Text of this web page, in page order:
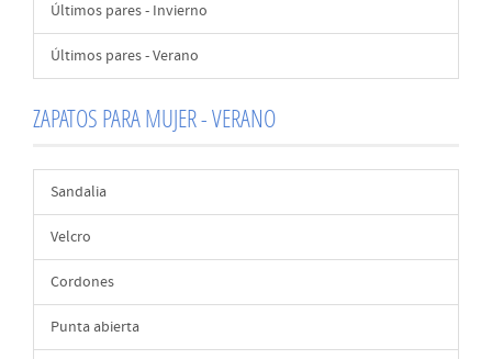
Últimos pares - Invierno
Últimos pares - Verano
ZAPATOS PARA MUJER - VERANO
Sandalia
Velcro
Cordones
Punta abierta